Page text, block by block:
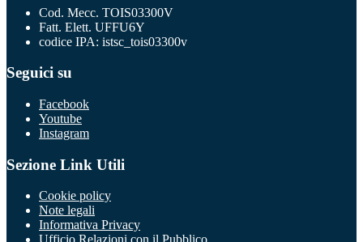
Cod. Mecc. TOIS03300V
Fatt. Elett. UFFU6Y
codice IPA: istsc_tois03300v
Seguici su
Facebook
Youtube
Instagram
Sezione Link Utili
Cookie policy
Note legali
Informativa Privacy